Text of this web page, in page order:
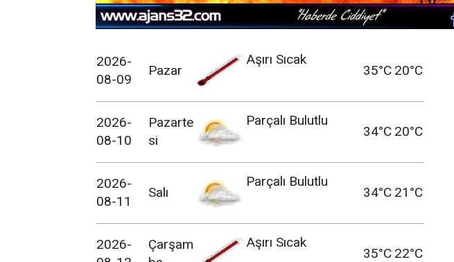
2026-
08-09
Pazar
Aşırı Sıcak
35°C 20°C
2026-
08-10
Pazarte
si
Parçalı Bulutlu
34°C 20°C
2026-
08-11
Salı
Parçalı Bulutlu
34°C 21°C
2026-
Çarşam
Aşırı Sıcak
35°C 22°C